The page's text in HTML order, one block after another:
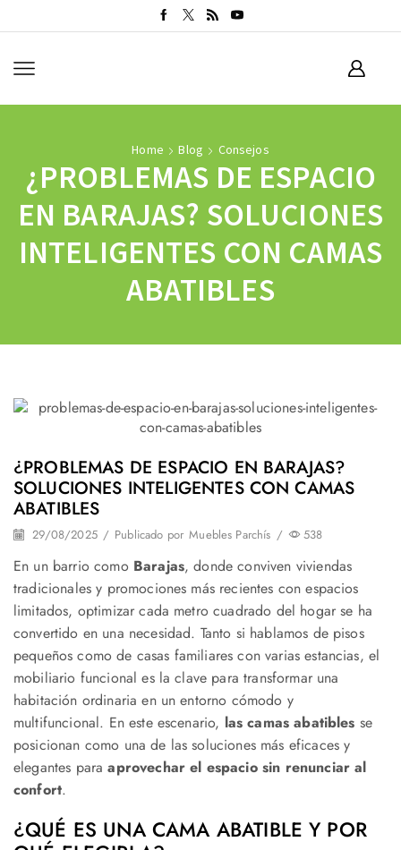
Home Blog Consejos
¿PROBLEMAS DE ESPACIO
EN BARAJAS? SOLUCIONES
INTELIGENTES CON CAMAS
ABATIBLES
¿PROBLEMAS DE ESPACIO EN BARAJAS?
SOLUCIONES INTELIGENTES CON CAMAS
ABATIBLES
29/08/2025 / Publicado por Muebles Parchís / 538
En un barrio como Barajas, donde conviven viviendas
tradicionales y promociones más recientes con espacios
limitados, optimizar cada metro cuadrado del hogar se ha
convertido en una necesidad. Tanto si hablamos de pisos
pequeños como de casas familiares con varias estancias, el
mobiliario funcional es la clave para transformar una
habitación ordinaria en un entorno cómodo y
multifuncional. En este escenario, las camas abatibles se
posicionan como una de las soluciones más eficaces y
elegantes paraaprovechar el espacio sin renunciar al
confort.
¿QUÉ ES UNA CAMA ABATIBLE Y POR